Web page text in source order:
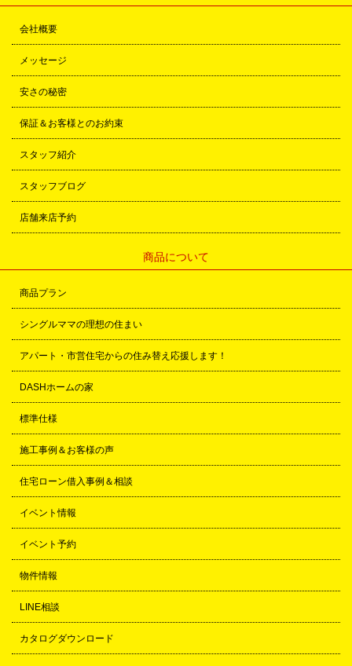
会社概要
メッセージ
安さの秘密
保証＆お客様とのお約束
スタッフ紹介
スタッフブログ
店舗来店予約
商品について
商品プラン
シングルママの理想の住まい
アパート・市営住宅からの住み替え応援します！
DASHホームの家
標準仕様
施工事例＆お客様の声
住宅ローン借入事例＆相談
イベント情報
イベント予約
物件情報
LINE相談
カタログダウンロード